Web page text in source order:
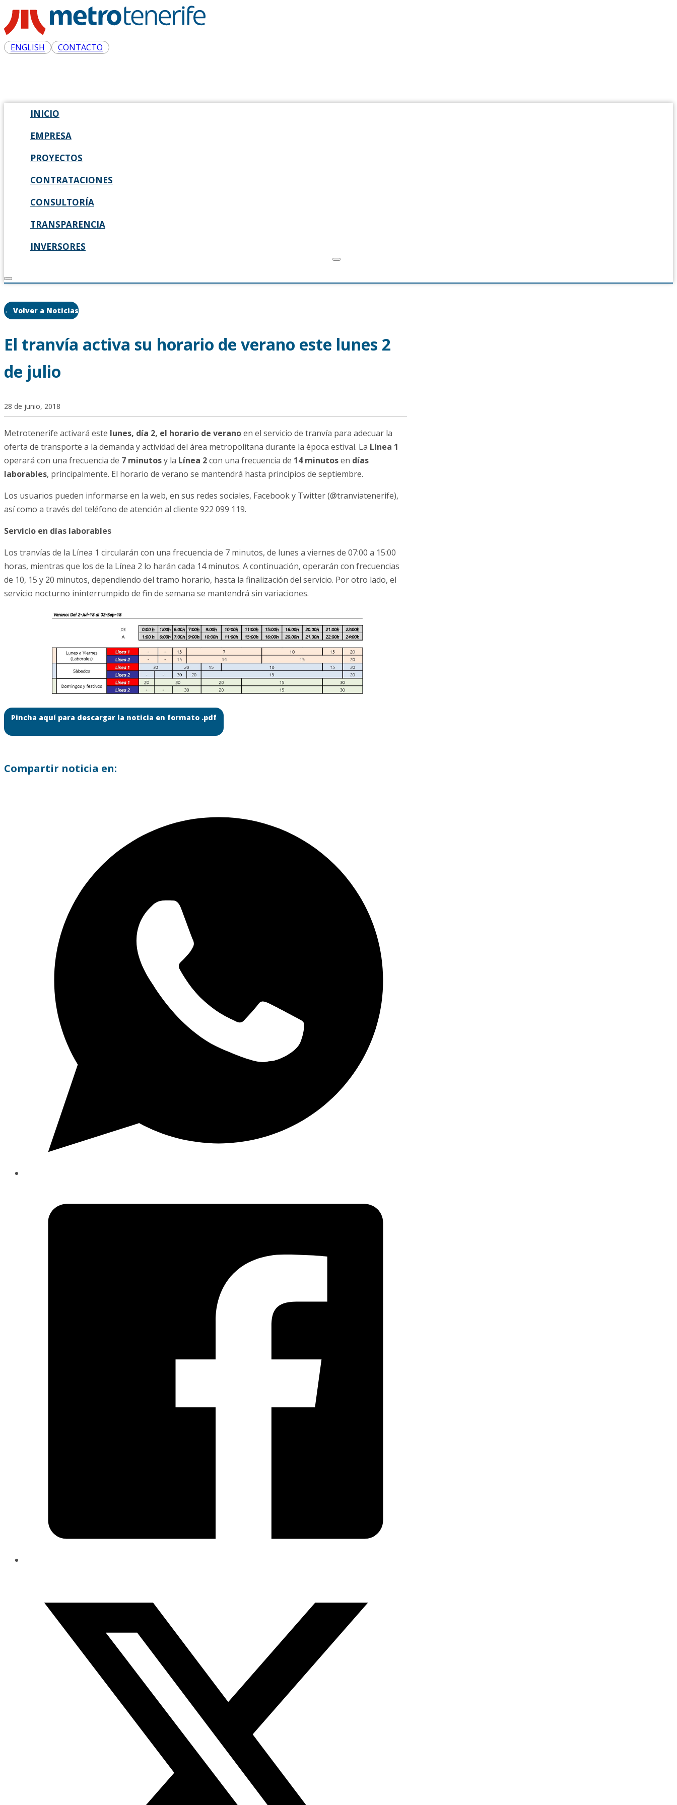
ENGLISH CONTACTO
INICIO
EMPRESA
PROYECTOS
CONTRATACIONES
CONSULTORÍA
TRANSPARENCIA
INVERSORES
← Volver a Noticias
El tranvía activa su horario de verano este lunes 2
de julio
28 de junio, 2018
Metrotenerife activará este lunes, día 2, el horario de veranoen el servicio de tranvía para adecuar la
oferta de transporte a la demanda y actividad del área metropolitana durante la época estival. La Línea 1
operará con una frecuencia de 7 minutosy la Línea 2con una frecuencia de 14 minutosen días
laborables, principalmente. El horario de verano se mantendrá hasta principios de septiembre.
Los usuarios pueden informarse en la web, en sus redes sociales, Facebook y Twitter (@tranviatenerife),
así como a través del teléfono de atención al cliente 922 099 119.
Servicio en días laborables
Los tranvías de la Línea 1 circularán con una frecuencia de 7 minutos, de lunes a viernes de 07:00 a 15:00
horas, mientras que los de la Línea 2 lo harán cada 14 minutos. A continuación, operarán con frecuencias
de 10, 15 y 20 minutos, dependiendo del tramo horario, hasta la finalización del servicio. Por otro lado, el
servicio nocturno ininterrumpido de fin de semana se mantendrá sin variaciones.
Pincha aquí para descargar la noticia en formato .pdf
Compartir noticia en: